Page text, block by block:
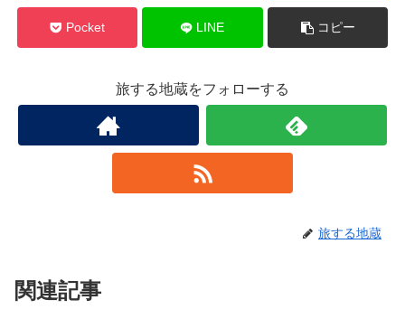
Pocket LINE コピー
旅する地蔵をフォローする
旅する地蔵
関連記事